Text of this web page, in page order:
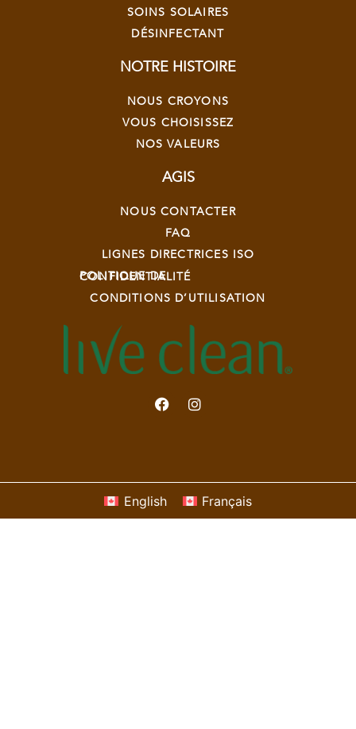
SOINS SOLAIRES
DÉSINFECTANT
NOTRE HISTOIRE
NOUS CROYONS
VOUS CHOISISSEZ
NOS VALEURS
AGIS
NOUS CONTACTER
FAQ
LIGNES DIRECTRICES ISO
POLITIQUE DE CONFIDENTIALITÉ
CONDITIONS D’UTILISATION
English Français